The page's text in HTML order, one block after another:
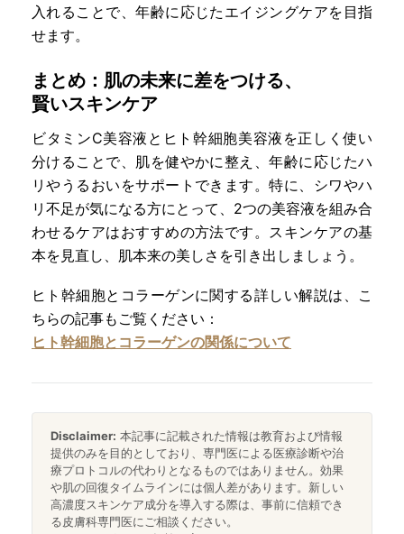
入れることで、年齢に応じたエイジングケアを目指
せます。
まとめ：肌の未来に差をつける、
賢いスキンケア
ビタミンC美容液とヒト幹細胞美容液を正しく使い
分けることで、肌を健やかに整え、年齢に応じたハ
リやうるおいをサポートできます。特に、シワやハ
リ不足が気になる方にとって、2つの美容液を組み合
わせるケアはおすすめの方法です。スキンケアの基
本を見直し、肌本来の美しさを引き出しましょう。
ヒト幹細胞とコラーゲンに関する詳しい解説は、こ
ちらの記事もご覧ください：
ヒト幹細胞とコラーゲンの関係について
Disclaimer: 本記事に記載された情報は教育および情報
提供のみを目的としており、専門医による医療診断や治
療プロトコルの代わりとなるものではありません。効果
や肌の回復タイムラインには個人差があります。新しい
高濃度スキンケア成分を導入する際は、事前に信頼でき
る皮膚科専門医にご相談ください。